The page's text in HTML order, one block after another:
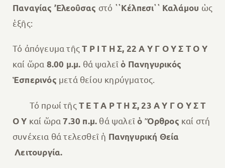
Παναγίας ’Ελεοῦσας στό ῾῾Κέλπεσι῾῾ Καλάμου ὡς
ἑξῆς:
Τό ἀπόγευμα τῆςΤ Ρ Ι Τ Η Σ, 22 Α Υ Γ Ο Υ Σ Τ Ο Υ
καί ὥρα 8.00 μ.μ. θά ψαλεῖὁ Πανηγυρικός
Ἑσπερινός μετά θείου κηρύγματος.
Τό πρωί τῆςΤ Ε Τ Α Ρ Τ Η Σ, 23 Α Υ Γ Ο Υ Σ Τ
Ο Υ καί ὥρα 7.30 π.μ. θά ψαλεῖὁ Ὄρθρος καί στή
συνέχεια θά τελεσθεῖ ἡ Πανηγυρική Θεία
Λειτουργία.